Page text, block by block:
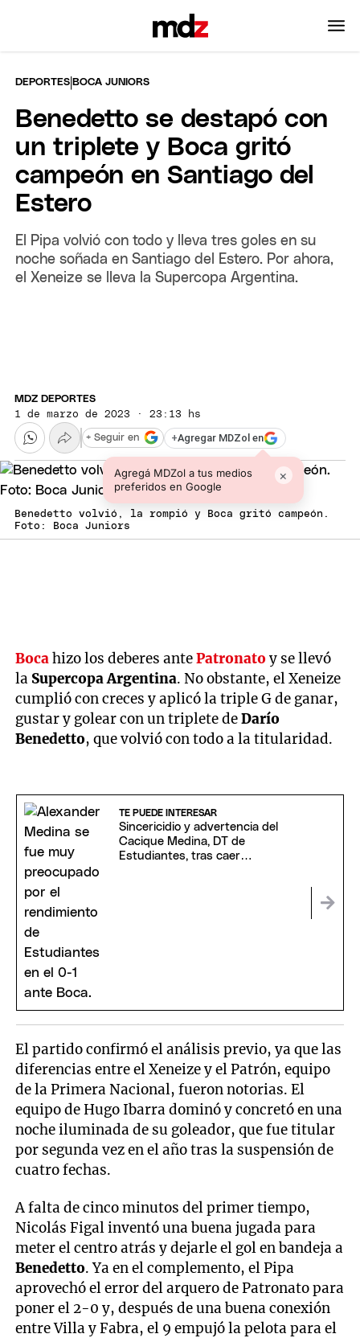
DEPORTES |BOCA JUNIORS
Benedetto se destapó con
un triplete y Boca gritó
campeón en Santiago del
Estero
El Pipa volvió con todo y lleva tres goles en su
noche soñada en Santiago del Estero. Por ahora,
el Xeneize se lleva la Supercopa Argentina.
MDZ DEPORTES
1 de marzo de 2023 · 23:13 hs
+Agregar MDZol en
Agregá MDZol a tus medios
preferidos en Google
×
+ Seguir en
Benedetto volvió, la rompió y Boca gritó campeón.
Foto: Boca Juniors
Bocahizo los deberes antePatronatoy se llevó
la Supercopa Argentina. No obstante, el Xeneize
cumplió con creces y aplicó la triple G de ganar,
gustar y golear con un triplete deDarío
Benedetto, que volvió con todo a la titularidad.
TE PUEDE INTERESAR
Sincericidio y advertencia del
Cacique Medina, DT de
Estudiantes, tras caer
El partido confirmó el análisis previo, ya que las
diferencias entre el Xeneize y el Patrón, equipo
de la Primera Nacional, fueron notorias. El
equipo de Hugo Ibarra dominó y concretó en una
noche iluminada de su goleador, que fue titular
por segunda vez en el año tras la suspensión de
cuatro fechas.
A falta de cinco minutos del primer tiempo,
Nicolás Figal inventó una buena jugada para
meter el centro atrás y dejarle el gol en bandeja a
Benedetto. Ya en el complemento, el Pipa
aprovechó el error del arquero de Patronato para
poner el 2-0 y, después de una buena conexión
entre Villa y Fabra, el 9 empujó la pelota para el